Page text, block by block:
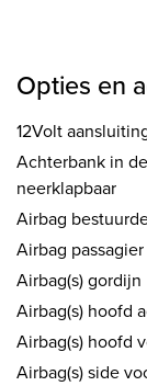
Opties en
12Volt
Achterbank in
neerklapbaar
Airbag
Airbag passagier
Airbag(s) gordijn
Airbag(s) hoofd
Airbag(s) hoofd
Airbag(s) side